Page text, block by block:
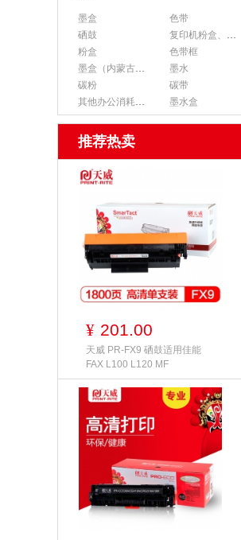
墨盒
色带
硒鼓
复印机粉盒、墨粉
粉盒
色带框
墨盒（内蒙古专用）
墨水
碳粉
碳带
其他办公消耗用品
墨水盒
推荐热卖
¥ 201.00
天威 PR-FX9 硒鼓适用佳能
FAX L100 L120 MF